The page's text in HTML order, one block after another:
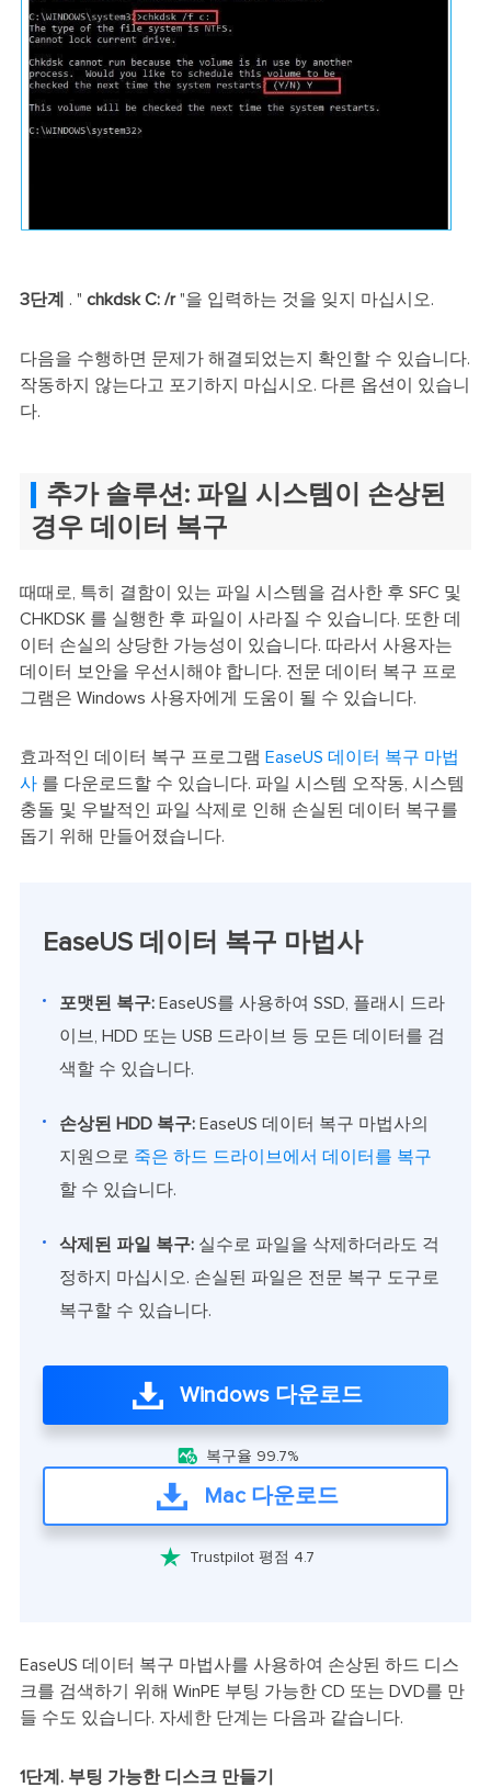
3단계 . " chkdsk C: /r"을 입력하는 것을 잊지 마십시오.
다음을 수행하면 문제가 해결되었는지 확인할 수 있습니다.
작동하지 않는다고 포기하지 마십시오. 다른 옵션이 있습니
다.
추가 솔루션: 파일 시스템이 손상된
경우 데이터 복구
때때로, 특히 결함이 있는 파일 시스템을 검사한 후 SFC 및
CHKDSK 를 실행한 후 파일이 사라질 수 있습니다. 또한 데
이터 손실의 상당한 가능성이 있습니다. 따라서 사용자는
데이터 보안을 우선시해야 합니다. 전문 데이터 복구 프로
그램은 Windows 사용자에게 도움이 될 수 있습니다.
효과적인 데이터 복구 프로그램 EaseUS 데이터 복구 마법
사를 다운로드할 수 있습니다. 파일 시스템 오작동, 시스템
충돌 및 우발적인 파일 삭제로 인해 손실된 데이터 복구를
돕기 위해 만들어졌습니다.
EaseUS 데이터 복구 마법사
포맷된 복구:EaseUS를 사용하여 SSD, 플래시 드라
이브, HDD 또는 USB 드라이브 등 모든 데이터를 검
색할 수 있습니다.
손상된 HDD 복구:EaseUS 데이터 복구 마법사의
지원으로 죽은 하드 드라이브에서 데이터를 복구
할 수 있습니다.
삭제된 파일 복구:실수로 파일을 삭제하더라도 걱
정하지 마십시오. 손실된 파일은 전문 복구 도구로
복구할 수 있습니다.
Windows 다운로드
 복구율 99.7%
Mac 다운로드
 Trustpilot 평점 4.7
EaseUS 데이터 복구 마법사를 사용하여 손상된 하드 디스
크를 검색하기 위해 WinPE 부팅 가능한 CD 또는 DVD를 만
들 수도 있습니다. 자세한 단계는 다음과 같습니다.
1단계. 부팅 가능한 디스크 만들기